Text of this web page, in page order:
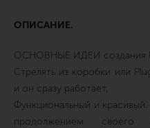
ОПИСАНИЕ.
ОСНОВНЫЕ ИДЕИ создания
Стрелять из коробки или
и он сразу работает,
Функциональный и
продолжением своего